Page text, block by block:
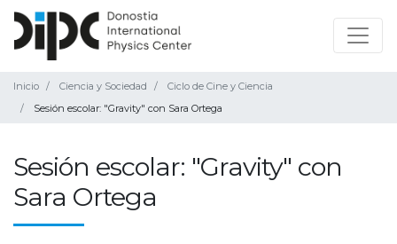
Inicio Ciencia y Sociedad
Ciclo de Cine y Ciencia
Sesión escolar: "Gravity" con Sara Ortega
Sesión escolar: "Gravity" con
Sara Ortega